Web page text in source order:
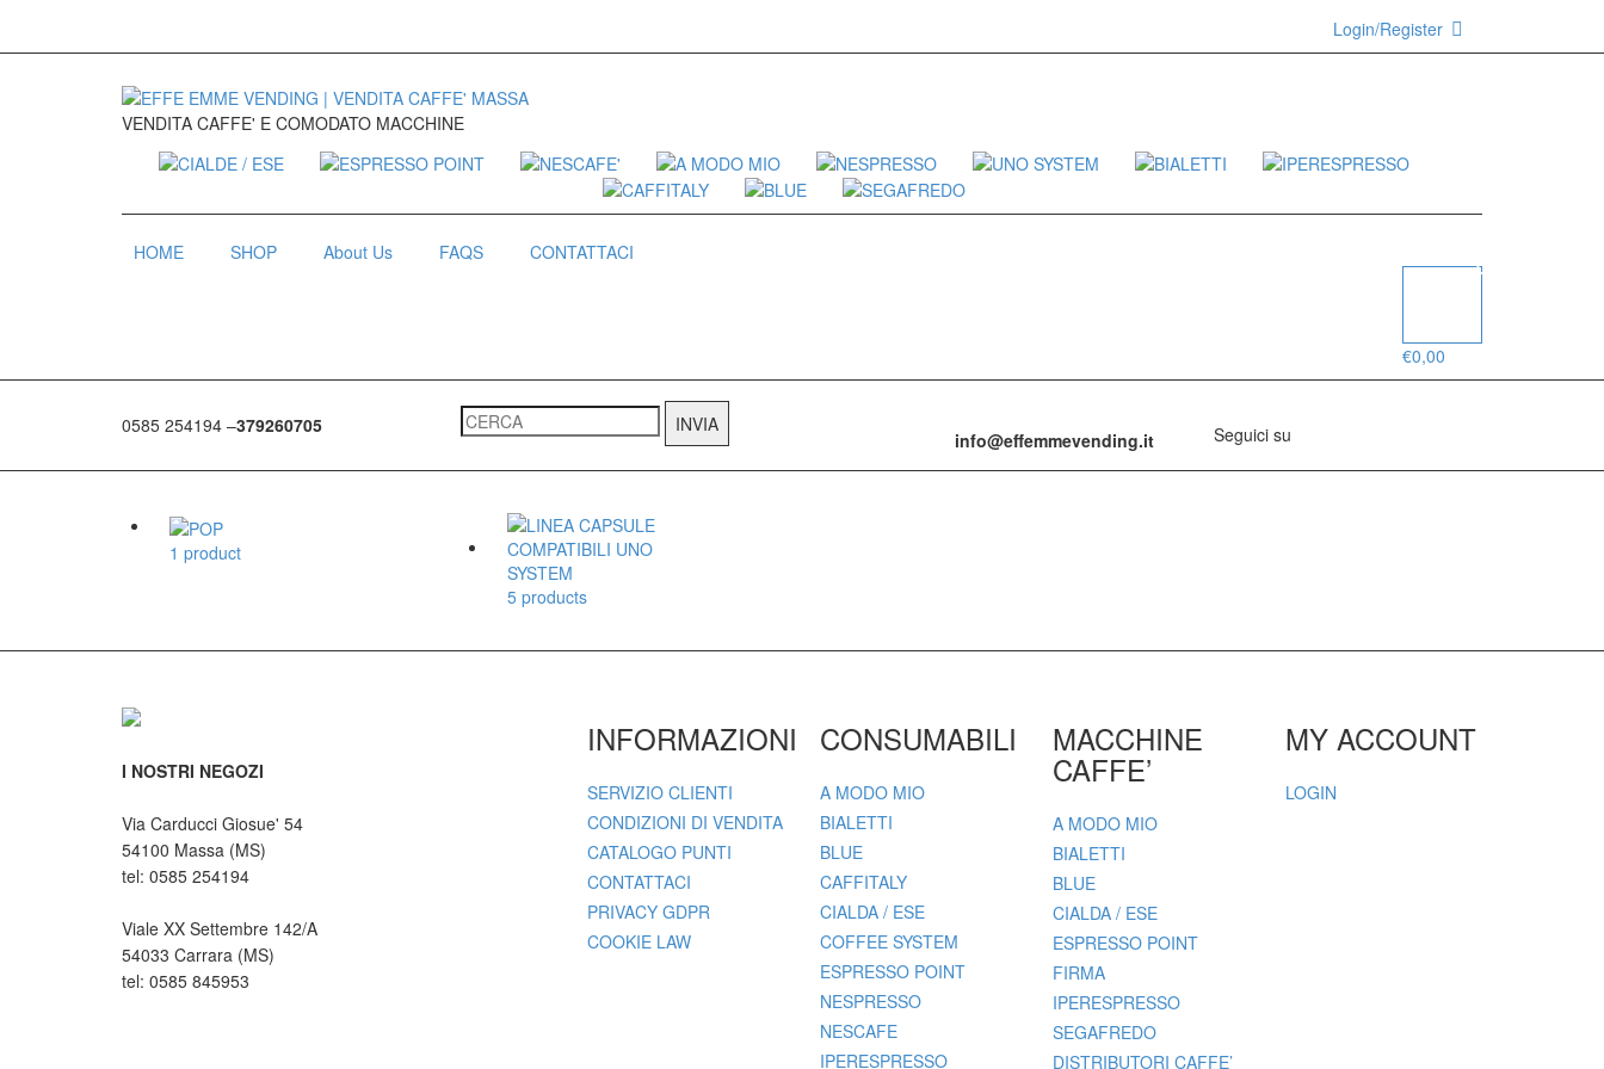
Login/Register
VENDITA CAFFE' E COMODATO MACCHINE
HOME SHOP About Us FAQS CONTATTACI
0
€0,00
0585 254194 –379260705
info@effemmevending.it Seguici su
1 product
5 products
I NOSTRI NEGOZI
Via Carducci Giosue' 54
54100 Massa (MS)
tel: 0585 254194
Viale XX Settembre 142/A
54033 Carrara (MS)
tel: 0585 845953
INFORMAZIONI
SERVIZIO CLIENTI
CONDIZIONI DI VENDITA
CATALOGO PUNTI
CONTATTACI
PRIVACY GDPR
COOKIE LAW
CONSUMABILI
A MODO MIO
BIALETTI
BLUE
CAFFITALY
CIALDA / ESE
COFFEE SYSTEM
ESPRESSO POINT
NESPRESSO
NESCAFE
IPERESPRESSO
MACCHINE
CAFFE’
A MODO MIO
BIALETTI
BLUE
CIALDA / ESE
ESPRESSO POINT
FIRMA
IPERESPRESSO
SEGAFREDO
DISTRIBUTORI CAFFE’
MY ACCOUNT
LOGIN